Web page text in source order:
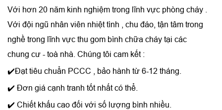
Với hơn 20 năm kinh nghiệm trong lĩnh vực phòng cháy .
Với đội ngũ nhân viên nhiệt tình , chu đáo, tận tâm trong
nghề trong lĩnh vực thu gom bình chữa cháy tại các
chung cư - toà nhà. Chúng tôi cam kết :
✔️Đạt tiêu chuẩn PCCC , bảo hành từ 6-12 tháng.
✔️ Đơn giá cạnh tranh tốt nhất có thể.
✔️ Chiết khấu cao đối với số lượng bình nhiều.